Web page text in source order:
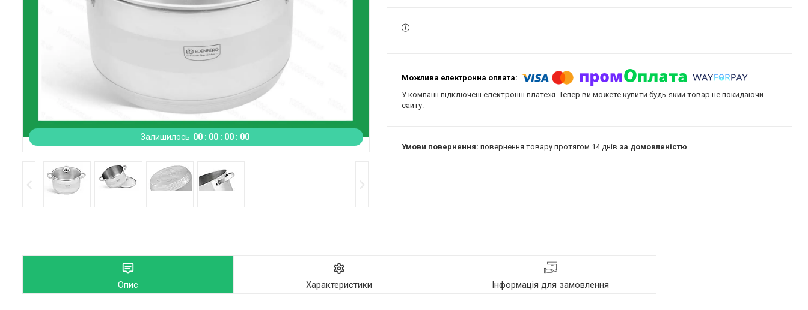
Залишилось 00 00 00 00
У компанії підключені електронні платежі. Тепер ви можете купити будь-який товар не покидаючи
сайту.
повернення товару протягом 14 днів за домовленістю
Опис Характеристики Інформація для замовлення